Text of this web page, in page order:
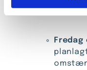
Fredag